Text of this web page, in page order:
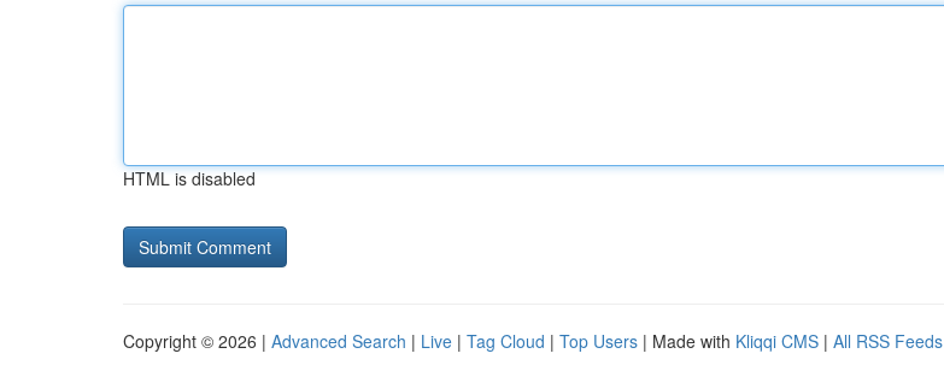
HTML is disabled
Copyright © 2026 | Advanced Search | Live | Tag Cloud | Top Users | Made with Kliqqi CMS | All RSS Feeds